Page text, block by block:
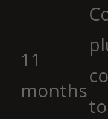
11
months